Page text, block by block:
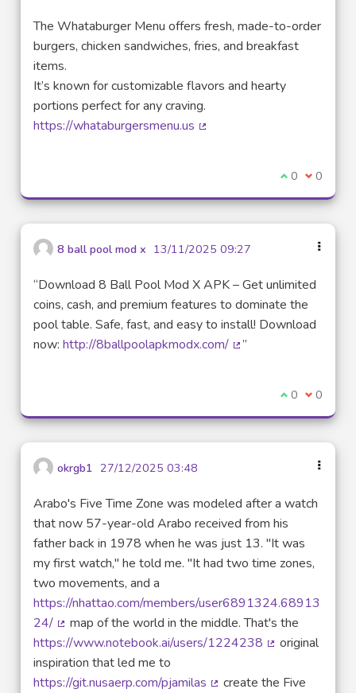
The Whataburger Menu offers fresh, made-to-order
burgers, chicken sandwiches, fries, and breakfast
items.
It’s known for customizable flavors and hearty
portions perfect for any craving.
https://whataburgersmenu.us
Je suis
0 Je ne
0
8 ball pool mod x 13/11/2025 09:27
“Download 8 Ball Pool Mod X APK – Get unlimited
coins, cash, and premium features to dominate the
pool table. Safe, fast, and easy to install! Download
now: http://8ballpoolapkmodx.com/ ”
Je suis
0 Je ne
0
okrgb1 27/12/2025 03:48
Arabo's Five Time Zone was modeled after a watch
that now 57-year-old Arabo received from his
father back in 1978 when he was just 13. "It was
my first watch," he told me. "It had two time zones,
two movements, and a
https://nhattao.com/members/user6891324.68913
24/
(Lien externe)
map of the world in the middle. That's the
https://www.notebook.ai/users/1224238
original
inspiration that led me to
https://git.nusaerp.com/pjamilas
create the Five